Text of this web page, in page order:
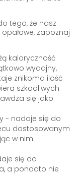
tego, że nasz
zapoznaj
kaloryczność
wydajny,
znikoma ilość
szkodliwych
się jako
- nadaje się do
dostosowanym
w nim
się do
a ponadto nie